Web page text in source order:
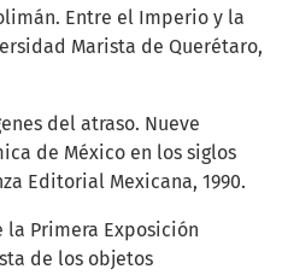
Entre el Imperio y la
Marista de Querétaro,
del atraso. Nueve
de México en los siglos
Editorial Mexicana, 1990.
la Primera Exposición
de los objetos